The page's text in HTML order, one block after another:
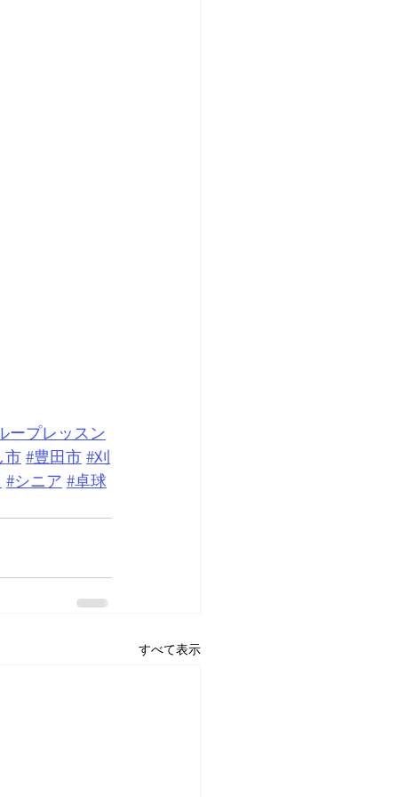
ープレッスン
市 #豊田市 #刈
#シニア #卓球
すべて表示